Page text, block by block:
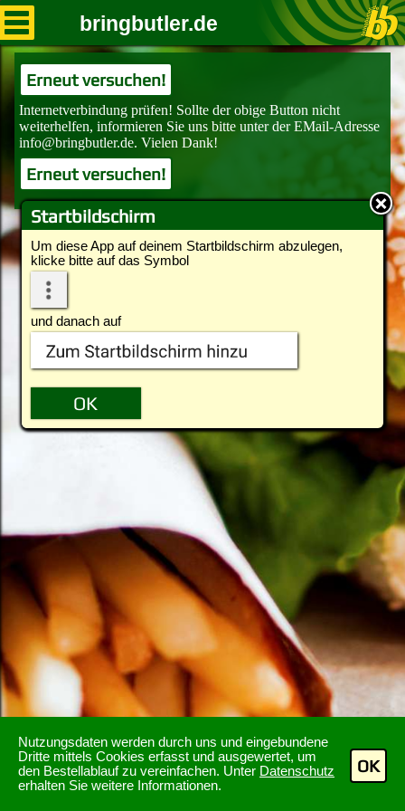
Nutzungsdaten werden durch uns und eingebundene
Dritte mittels Cookies erfasst und ausgewertet, um
den Bestellablauf zu vereinfachen. Unter Datenschutz
erhalten Sie weitere Informationen.
OK
Startbildschirm
Um diese App auf deinem Startbildschirm abzulegen,
klicke bitte auf das Symbol
und danach auf
bringbutler.de
Erneut versuchen!
Erneut versuchen!